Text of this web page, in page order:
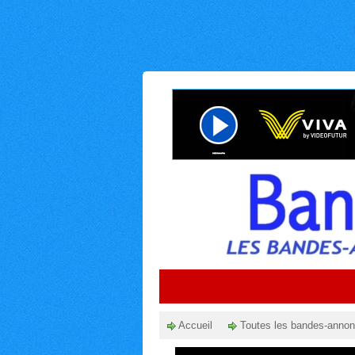
Accueil Toutes les bandes-